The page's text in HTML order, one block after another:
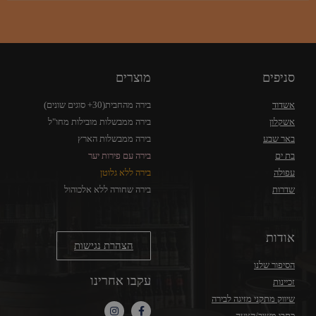
סניפים
אשדוד
אשקלון
באר שבע
בת ים
עפולה
שדרות
מוצרים
בירה מהחבית(30+ סוגים שונים)
בירה ממבשלות מובילות מחו"ל
בירה ממבשלות הארץ
בירה עם פירות יער
בירה ללא גלוטן
בירה שחורה ללא אלכוהול
אודות
הסיפור שלנו
זכיינות
שיווק מתקני מזיגה לבירה
הצהרת נגישות
עקבו אחרינו